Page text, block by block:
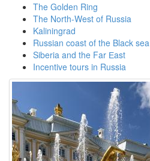
The Golden Ring
The North-West of Russia
Kaliningrad
Russian coast of the Black sea
Siberia and the Far Еast
Incentive tours in Russia